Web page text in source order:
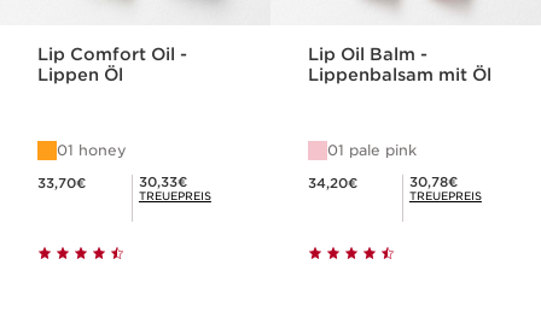
Lip Comfort Oil -
Lippen Öl
01 honey
33,70€ Mitgliederpreis 30,33€
30,33€
TREUEPREIS
Lip Oil Balm -
Lippenbalsam mit Öl
01 pale pink
34,20€ Mitgliederpreis 30,78€
30,78€
TREUEPREIS